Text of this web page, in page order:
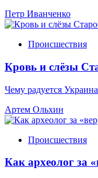
Петр Иванченко
Происшествия
Кровь и слёзы
Чему радуется Украина
Артем Ольхин
Происшествия
Как археолог за